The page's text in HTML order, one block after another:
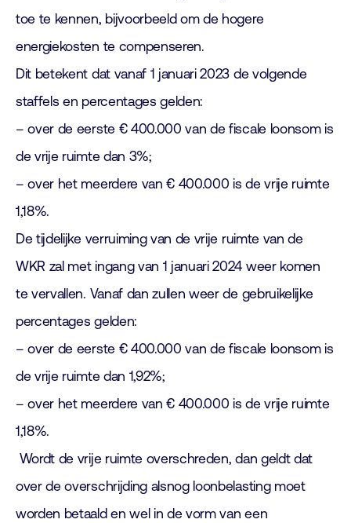
toe te kennen, bijvoorbeeld om de hogere
energiekosten te compenseren.
Dit betekent dat vanaf 1 januari 2023 de volgende
staffels en percentages gelden:
– over de eerste € 400.000 van de fiscale loonsom is
de vrije ruimte dan 3%;
– over het meerdere van € 400.000 is de vrije ruimte
1,18%.
De tijdelijke verruiming van de vrije ruimte van de
WKR zal met ingang van 1 januari 2024 weer komen
te vervallen. Vanaf dan zullen weer de gebruikelijke
percentages gelden:
– over de eerste € 400.000 van de fiscale loonsom is
de vrije ruimte dan 1,92%;
– over het meerdere van € 400.000 is de vrije ruimte
1,18%.
Wordt de vrije ruimte overschreden, dan geldt dat
over de overschrijding alsnog loonbelasting moet
worden betaald en wel in de vorm van een